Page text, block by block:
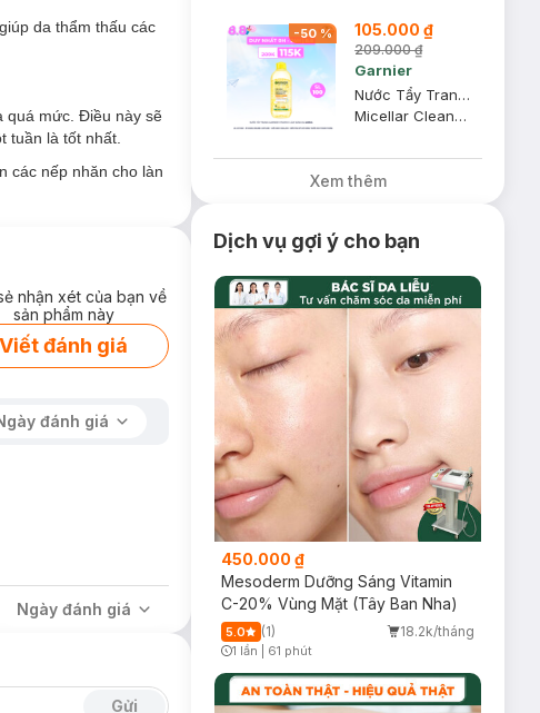
da thẩm thấu các
quá mức. Điều này sẽ
tuần là tốt nhất.
các nếp nhăn cho làn
nhận xét của bạn về
sản phẩm này
Viết đánh giá
đánh giá
Ngày đánh giá
Gửi
-50% 105.000 ₫
209.000 ₫
Garnier
Nước Tẩy Trang Garnier Vitamin C Làm Sáng Da 400ml
Micellar Cleansing Water Vitamin C
Xem thêm
Dịch vụ gợi ý cho bạn
450.000 ₫
Mesoderm Dưỡng Sáng Vitamin
C-20% Vùng Mặt (Tây Ban Nha)
5.0 (1) 18.2k/tháng
1 lần 61 phút